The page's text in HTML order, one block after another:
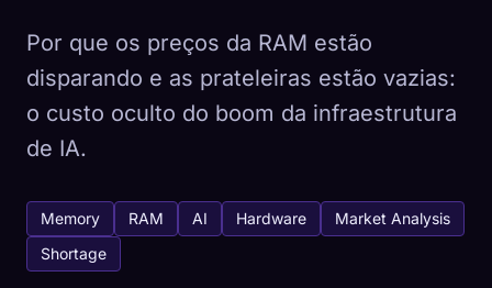
Por que os preços da RAM estão
disparando e as prateleiras estão vazias:
o custo oculto do boom da infraestrutura
de IA.
Memory RAM AI Hardware
Market Analysis
Shortage